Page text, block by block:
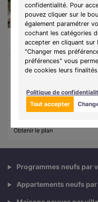
confidentialité. Pour
pouvez cliquer sur le
également paramétrer
cochant les catégories
accepter en cliquant
"Changer mes
préférences" vous
de cookies leurs
Politique de
Tout accepter
LIBRE
Appartement 3 pièces de
Bain-de-Bretagne (35470)
Découvrez une résidence
alliant confort, praticité et
Obtenir le plan
Programmes neufs par
Appartements neufs